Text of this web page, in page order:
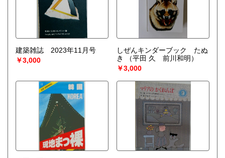
建築雑誌 2023年11月号
￥3,000
しぜんキンダーブック たぬ
き
（平田 久 前川和明）
￥3,000